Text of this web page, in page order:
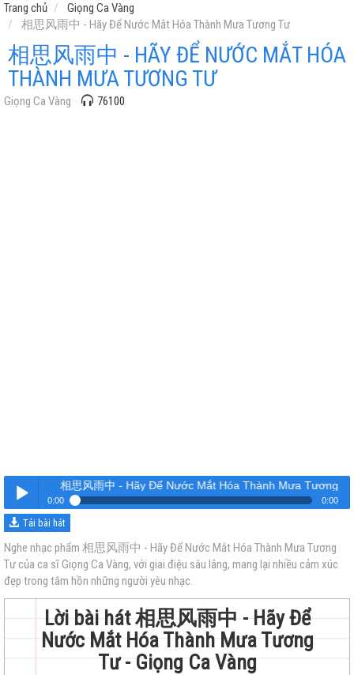
Trang chủ
Giọng Ca Vàng
相思风雨中 - Hãy Để Nước Mắt Hóa Thành Mưa Tương Tư
相思风雨中 - HÃY ĐỂ NƯỚC MẮT HÓA
THÀNH MƯA TƯƠNG TƯ
Giọng Ca Vàng 76100
Nghe
相思风雨中 - Hãy Để Nước Mắt Hóa Thành Mưa Tương Tư
0:00 0:00
相思风雨中 - Hãy Để Nước Mắt Hóa Thành Mưa Tương Tư
Tải bài hát
Nghe nhạc phẩm 相思风雨中 - Hãy Để Nước Mắt Hóa Thành Mưa Tương
Tư của ca sĩ Giọng Ca Vàng, với giai điệu sâu lắng, mang lại nhiều cảm xúc
đẹp trong tâm hồn những người yêu nhạc.
Lời bài hát 相思风雨中 - Hãy Để
Nước Mắt Hóa Thành Mưa Tương
Tư - Giọng Ca Vàng